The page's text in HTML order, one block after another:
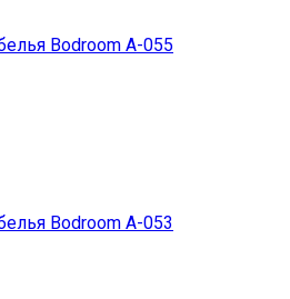
Bodroom A-055
Bodroom A-053